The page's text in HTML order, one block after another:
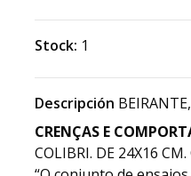
Stock: 1
Descripción
CRENÇAS E
COLIBRI. DE 24X16